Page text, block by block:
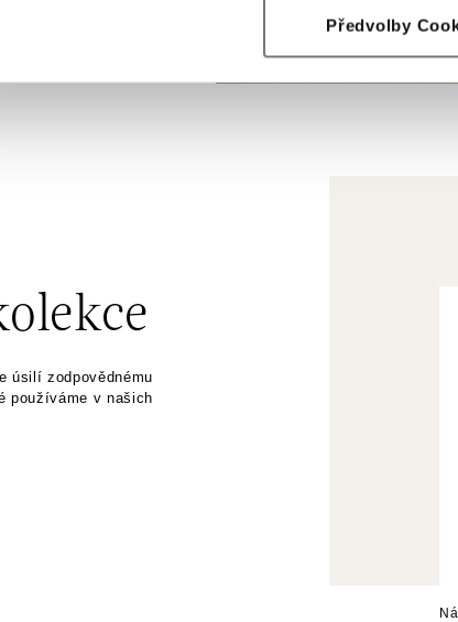
Předvolby
úsilí zodpovědnému
používáme v našich